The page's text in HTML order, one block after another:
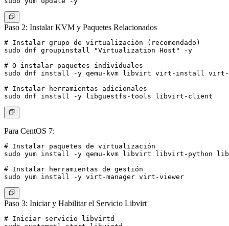
Paso 2: Instalar KVM y Paquetes Relacionados
# Instalar grupo de virtualización (recomendado)
sudo dnf groupinstall "Virtualization Host" -y
# O instalar paquetes individuales
sudo dnf install -y qemu-kvm libvirt virt-install virt-
# Instalar herramientas adicionales
Para CentOS 7:
# Instalar paquetes de virtualización
sudo yum install -y qemu-kvm libvirt libvirt-python
# Instalar herramientas de gestión
Paso 3: Iniciar y Habilitar el Servicio Libvirt
# Iniciar servicio libvirtd